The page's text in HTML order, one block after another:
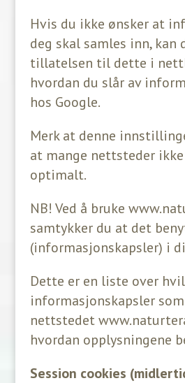
Hvis du ikke ønsker at
deg skal samles inn, kan
tillatelsen til dette i
hvordan du slår av
hos Google.
Merk at denne
at mange nettsteder
optimalt.
NB! Ved å bruke
samtykker du at det
(informasjonskapsler) i
Dette er en liste over
informasjonskapsler
nettstedet
hvordan opplysningene
Session cookies